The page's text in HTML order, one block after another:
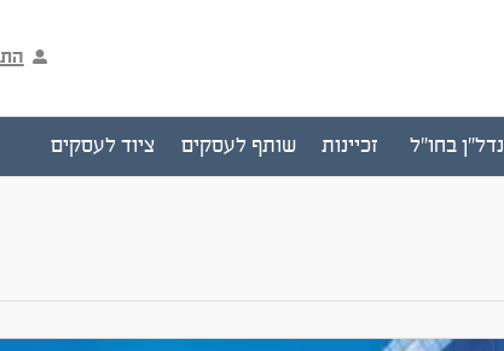
נדל"ן בחו"ל זכיינות שותף לעסקים ציוד לעסקים